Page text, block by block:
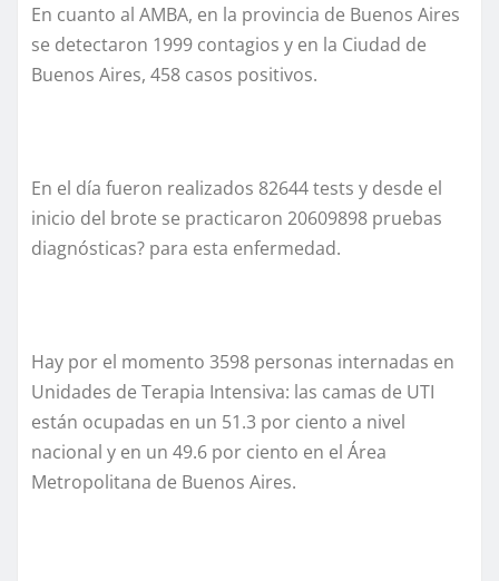
En cuanto al AMBA, en la provincia de Buenos Aires
se detectaron 1999 contagios y en la Ciudad de
Buenos Aires, 458 casos positivos.
En el día fueron realizados 82644 tests y desde el
inicio del brote se practicaron 20609898 pruebas
diagnósticas? para esta enfermedad.
Hay por el momento 3598 personas internadas en
Unidades de Terapia Intensiva: las camas de UTI
están ocupadas en un 51.3 por ciento a nivel
nacional y en un 49.6 por ciento en el Área
Metropolitana de Buenos Aires.